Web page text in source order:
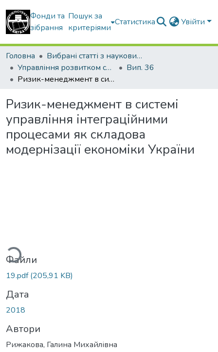
Фонди та
зібрання
Пошук за
критеріями
Статистика Увійти
Головна
Вибрані статті з наукових збірників КНУБА
Управління розвитком складних систем
Вип. 36
Ризик-менеджмент в системі управління інтеграційними процесами як складова модернізації економіки України
Ризик-менеджмент в системі
управління інтеграційними
процесами як складова
модернізації економіки України
Файли
19.pdf(205,91 KB)
Дата
2018
Автори
Рижакова, Галина Михайлівна